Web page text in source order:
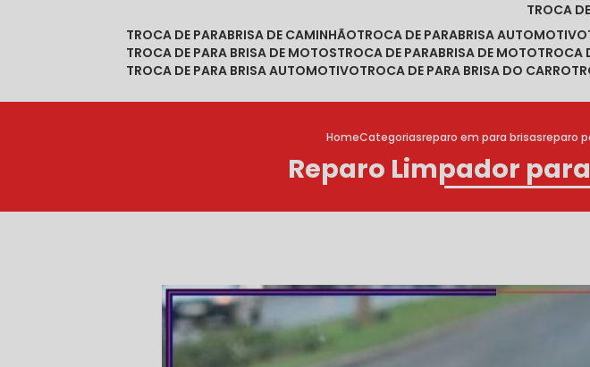
TROCA
TROCA DE PARABRISA DE CAMINHÃO TROCA DE PARABRISA AUTOMOTIVO
TROCA DE PARA BRISA DE MOTOS TROCA DE PARABRISA DE MOTO
TROCA DE PARA BRISA AUTOMOTIVO TROCA DE PARA BRISA DO CARRO
HomeCategoriasreparo em para brisasreparo
Reparo Limpador